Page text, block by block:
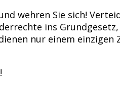
wehren Sie sich!
ins
nur einem einzigen